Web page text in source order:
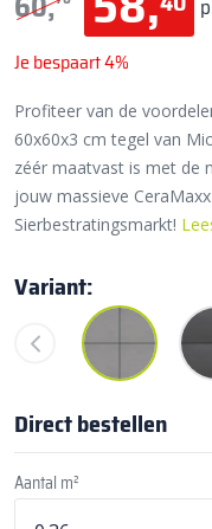
Je bespaart 4%
Profiteer van de
60x60x3 cm tegel van
zéér maatvast is met de
jouw massieve
Sierbestratingsmarkt!
Variant:
Direct bestellen
Aantal m²